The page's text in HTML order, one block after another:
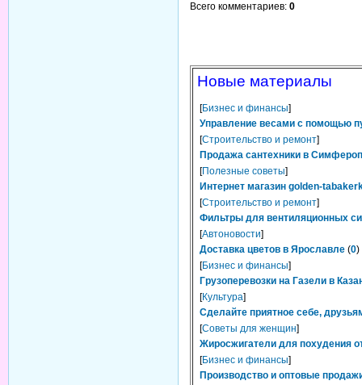
Всего комментариев: 0
Новые материалы
[Бизнес и финансы]
Управление весами с помощью
[Строительство и ремонт]
Продажа сантехники в
[Полезные советы]
Интернет магазин golden-
[Строительство и ремонт]
Фильтры для вентиляционных
[Автоновости]
Доставка цветов в Ярославле (0)
[Бизнес и финансы]
Грузоперевозки на Газели в
[Культура]
Сделайте приятное себе,
[Советы для женщин]
Жиросжигатели для похудения
[Бизнес и финансы]
Производство и оптовые